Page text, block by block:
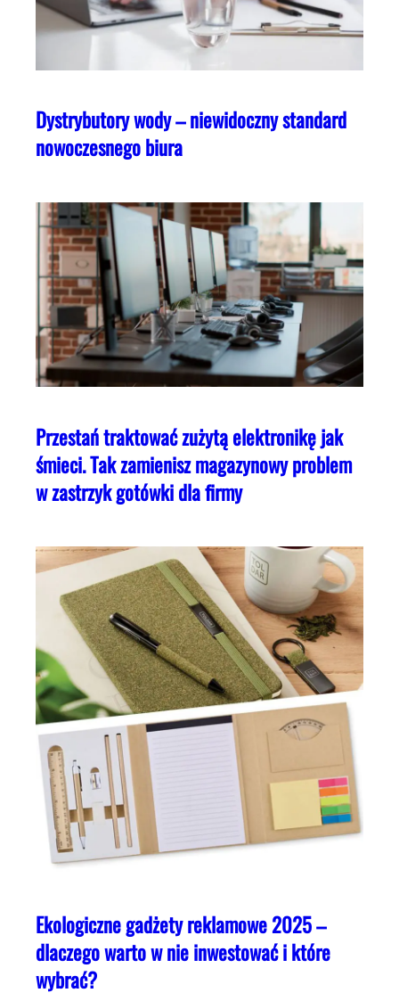
Dystrybutory wody – niewidoczny standard
nowoczesnego biura
Przestań traktować zużytą elektronikę jak
śmieci. Tak zamienisz magazynowy problem
w zastrzyk gotówki dla firmy
Ekologiczne gadżety reklamowe 2025 –
dlaczego warto w nie inwestować i które
wybrać?